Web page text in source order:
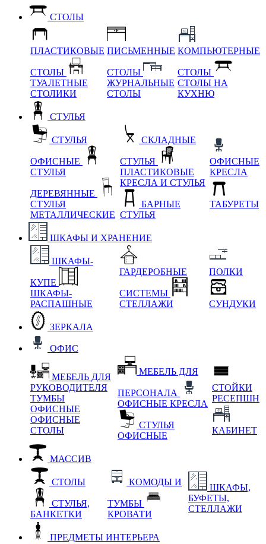
СТОЛЫ
ПЛАСТИКОВЫЕ
СТОЛЫ
ТУАЛЕТНЫЕ
СТОЛИКИ
ПИСЬМЕННЫЕ
СТОЛЫ
ЖУРНАЛЬНЫЕ
СТОЛЫ
КОМПЬЮТЕРНЫЕ
СТОЛЫ
СТОЛЫ НА
КУХНЮ
СТУЛЬЯ
СТУЛЬЯ
ОФИСНЫЕ
СТУЛЬЯ
ДЕРЕВЯННЫЕ
СТУЛЬЯ
МЕТАЛЛИЧЕСКИЕ
СКЛАДНЫЕ
СТУЛЬЯ
ПЛАСТИКОВЫЕ
КРЕСЛА И СТУЛЬЯ
БАРНЫЕ
СТУЛЬЯ
ОФИСНЫЕ
КРЕСЛА
ТАБУРЕТЫ
ШКАФЫ И ХРАНЕНИЕ
ШКАФЫ-
КУПЕ
ШКАФЫ-
РАСПАШНЫЕ
ГАРДЕРОБНЫЕ
СИСТЕМЫ
СТЕЛЛАЖИ
ПОЛКИ
СУНДУКИ
ЗЕРКАЛА
ОФИС
МЕБЕЛЬ ДЛЯ
РУКОВОДИТЕЛЯ
ТУМБЫ
ОФИСНЫЕ
ОФИСНЫЕ
СТОЛЫ
МЕБЕЛЬ ДЛЯ
ПЕРСОНАЛА
ОФИСНЫЕ КРЕСЛА
СТУЛЬЯ
ОФИСНЫЕ
СТОЙКИ
РЕСЕПШН
КАБИНЕТ
МАССИВ
СТОЛЫ
СТУЛЬЯ,
БАНКЕТКИ
КОМОДЫ И
ТУМБЫ
КРОВАТИ
ШКАФЫ,
БУФЕТЫ,
СТЕЛЛАЖИ
ПРЕДМЕТЫ ИНТЕРЬЕРА